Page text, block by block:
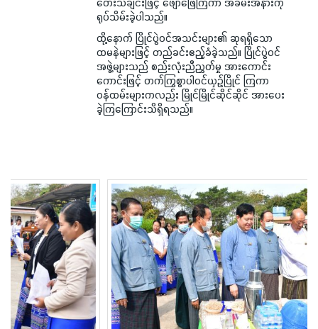
ရုပ်သိမ်းခဲ့ပါသည်။
ထို့နောက် ပြိုင်ပွဲဝင်အသင်းများ၏ ဆုရရှိသော
ထမနဲများဖြင့် တည်ခင်းဧည့်ခံခဲ့သည်။ ပြိုင်ပွဲဝင်
အဖွဲ့များသည် စည်းလုံးညီညွှတ်မှု အားကောင်း
ကောင်းဖြင့် တက်ကြွစွာပါဝင်ယှဉ်ပြိုင် ကြကာ
ဝန်ထမ်းများကလည်း မြိုင်မြိုင်ဆိုင်ဆိုင် အားပေး
ခဲ့ကြကြောင်းသိရှိရသည်။